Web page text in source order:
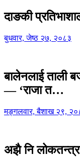
दाङकी
बुधवार, जेष्ठ २७, २०८३
बालेनलाई ताली
— ‘राजा त…
मङ्गलवार, बैशाख २९,
अझै नि